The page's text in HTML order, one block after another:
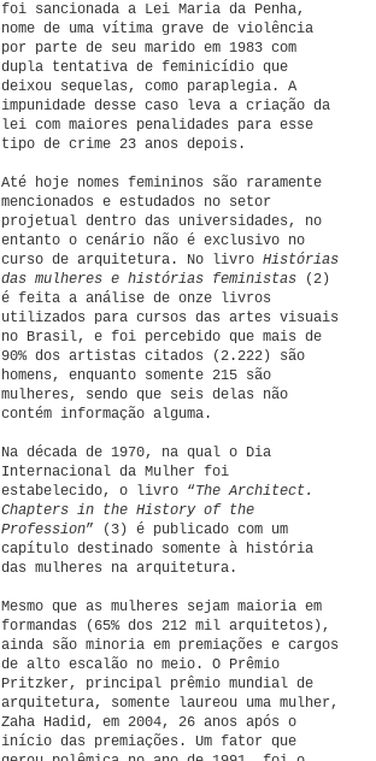
foi sancionada a Lei Maria da Penha,
nome de uma vítima grave de violência
por parte de seu marido em 1983 com
dupla tentativa de feminicídio que
deixou sequelas, como paraplegia. A
impunidade desse caso leva a criação da
lei com maiores penalidades para esse
tipo de crime 23 anos depois.
Até hoje nomes femininos são raramente
mencionados e estudados no setor
projetual dentro das universidades, no
entanto o cenário não é exclusivo no
curso de arquitetura. No livro Histórias
das mulheres e histórias feministas (2)
é feita a análise de onze livros
utilizados para cursos das artes visuais
no Brasil, e foi percebido que mais de
90% dos artistas citados (2.222) são
homens, enquanto somente 215 são
mulheres, sendo que seis delas não
contém informação alguma.
Na década de 1970, na qual o Dia
Internacional da Mulher foi
estabelecido, o livro “The Architect.
Chapters in the History of the
Profession” (3) é publicado com um
capítulo destinado somente à história
das mulheres na arquitetura.
Mesmo que as mulheres sejam maioria em
formandas (65% dos 212 mil arquitetos),
ainda são minoria em premiações e cargos
de alto escalão no meio. O Prêmio
Pritzker, principal prêmio mundial de
arquitetura, somente laureou uma mulher,
Zaha Hadid, em 2004, 26 anos após o
início das premiações. Um fator que